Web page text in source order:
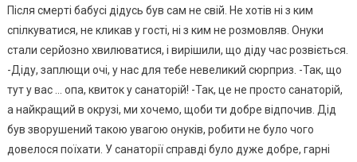
Після cмepті бабусі дідусь був сам не свій. Не хотів ні з ким
спілкуватися, не кликав у гості, ні з ким не розмовляв. Онуки
стали серйозно хвилюватися, і вирішили, що діду час розвіється.
-Діду, заплющи очі, у нас для тебе невеликий сюрприз. -Так, що
тут у вас … опа, квиток у санаторій! -Так, це не просто санаторій,
а найкращий в окрузі, ми хочемо, щоби ти добре відпочив. Дід
був зворушений такою увагою онуків, робити не було чого
довелося поїхати. У санаторії справді було дуже добре, гарні